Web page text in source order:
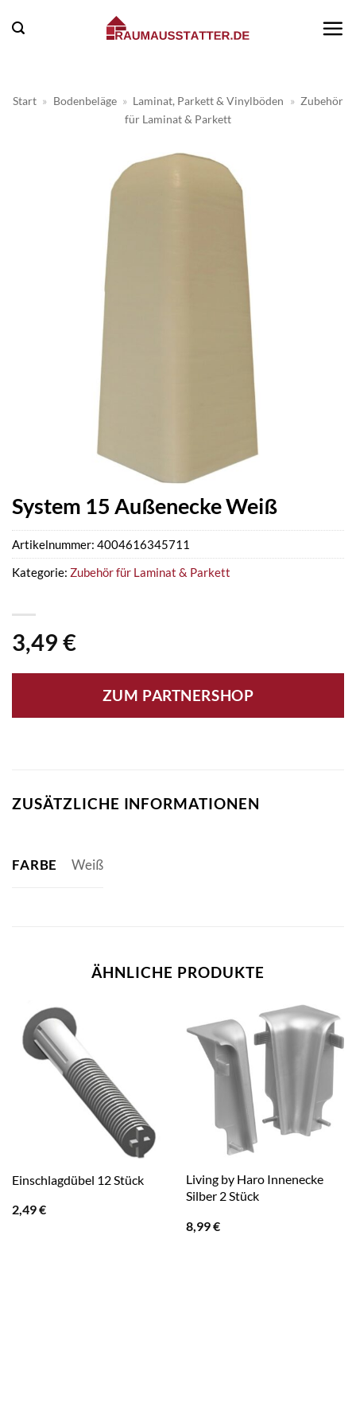
Inhalt
Start » Bodenbeläge » Laminat, Parkett & Vinylböden » Zubehör
für Laminat & Parkett
System 15 Außenecke Weiß
3,49 €
ZUM PARTNERSHOP
Artikelnummer: 4004616345711
Kategorie: Zubehör für Laminat & Parkett
ZUSÄTZLICHE INFORMATIONEN
FARBE Weiß
ÄHNLICHE PRODUKTE
Einschlagdübel 12 Stück
2,49€
Living by Haro Innenecke
Silber 2 Stück
8,99€